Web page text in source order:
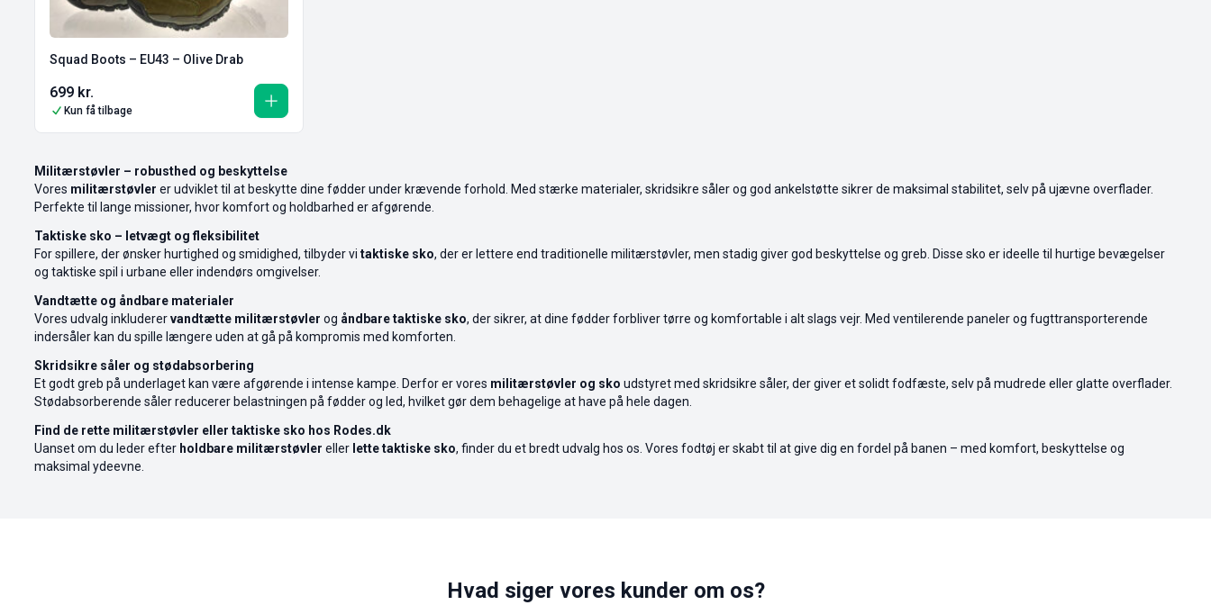
Squad Boots – EU43 – Olive Drab
699 kr.
Kun få tilbage
Militærstøvler – robusthed og beskyttelse
Vores militærstøvler er udviklet til at beskytte dine fødder under krævende forhold. Med stærke materialer, skridsikre såler og god ankelstøtte sikrer de maksimal stabilitet, selv på ujævne overflader.
Perfekte til lange missioner, hvor komfort og holdbarhed er afgørende.
Taktiske sko – letvægt og fleksibilitet
For spillere, der ønsker hurtighed og smidighed, tilbyder vi taktiske sko, der er lettere end traditionelle militærstøvler, men stadig giver god beskyttelse og greb. Disse sko er ideelle til hurtige bevægelser
og taktiske spil i urbane eller indendørs omgivelser.
Vandtætte og åndbare materialer
Vores udvalg inkluderervandtætte militærstøvler og åndbare taktiske sko, der sikrer, at dine fødder forbliver tørre og komfortable i alt slags vejr. Med ventilerende paneler og fugttransporterende
indersåler kan du spille længere uden at gå på kompromis med komforten.
Skridsikre såler og stødabsorbering
Et godt greb på underlaget kan være afgørende i intense kampe. Derfor er vores militærstøvler og sko udstyret med skridsikre såler, der giver et solidt fodfæste, selv på mudrede eller glatte overflader.
Stødabsorberende såler reducerer belastningen på fødder og led, hvilket gør dem behagelige at have på hele dagen.
Find de rette militærstøvler eller taktiske sko hos Rodes.dk
Uanset om du leder efter holdbare militærstøvler eller lette taktiske sko, finder du et bredt udvalg hos os. Vores fodtøj er skabt til at give dig en fordel på banen – med komfort, beskyttelse og
maksimal ydeevne.
Hvad siger vores kunder om os?